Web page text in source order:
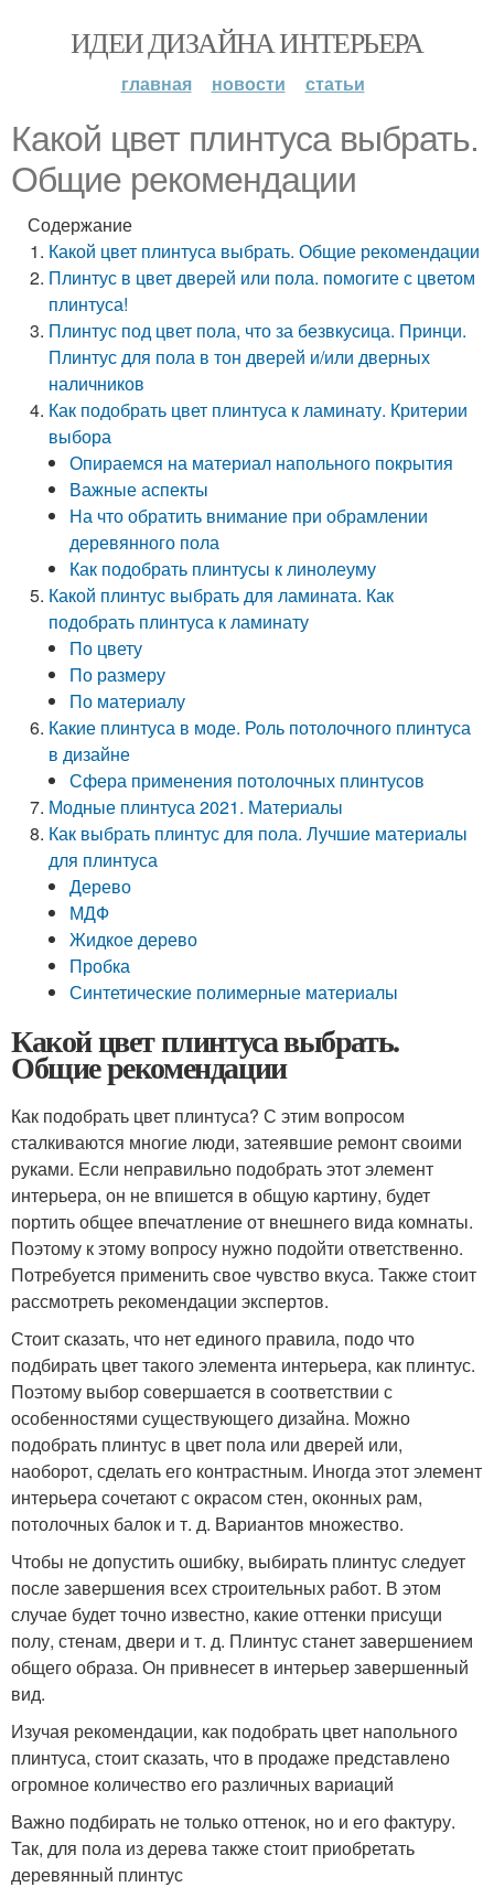
ИДЕИ ДИЗАЙНА ИНТЕРЬЕРА
главная новости статьи
Какой цвет плинтуса выбрать.
Общие рекомендации
Содержание
Какой цвет плинтуса выбрать. Общие рекомендации
Плинтус в цвет дверей или пола. помогите с цветом
плинтуса!
Плинтус под цвет пола, что за безвкусица. Принци.
Плинтус для пола в тон дверей и/или дверных
наличников
Как подобрать цвет плинтуса к ламинату. Критерии
выбора
Опираемся на материал напольного покрытия
Важные аспекты
На что обратить внимание при обрамлении
деревянного пола
Как подобрать плинтусы к линолеуму
Какой плинтус выбрать для ламината. Как
подобрать плинтуса к ламинату
По цвету
По размеру
По материалу
Какие плинтуса в моде. Роль потолочного плинтуса
в дизайне
Сфера применения потолочных плинтусов
Модные плинтуса 2021. Материалы
Как выбрать плинтус для пола. Лучшие материалы
для плинтуса
Дерево
МДФ
Жидкое дерево
Пробка
Синтетические полимерные материалы
Какой цвет плинтуса выбрать.
Общие рекомендации
Как подобрать цвет плинтуса? С этим вопросом
сталкиваются многие люди, затеявшие ремонт своими
руками. Если неправильно подобрать этот элемент
интерьера, он не впишется в общую картину, будет
портить общее впечатление от внешнего вида комнаты.
Поэтому к этому вопросу нужно подойти ответственно.
Потребуется применить свое чувство вкуса. Также стоит
рассмотреть рекомендации экспертов.
Стоит сказать, что нет единого правила, подо что
подбирать цвет такого элемента интерьера, как плинтус.
Поэтому выбор совершается в соответствии с
особенностями существующего дизайна. Можно
подобрать плинтус в цвет пола или дверей или,
наоборот, сделать его контрастным. Иногда этот элемент
интерьера сочетают с окрасом стен, оконных рам,
потолочных балок и т. д. Вариантов множество.
Чтобы не допустить ошибку, выбирать плинтус следует
после завершения всех строительных работ. В этом
случае будет точно известно, какие оттенки присущи
полу, стенам, двери и т. д. Плинтус станет завершением
общего образа. Он привнесет в интерьер завершенный
вид.
Изучая рекомендации, как подобрать цвет напольного
плинтуса, стоит сказать, что в продаже представлено
огромное количество его различных вариаций
Важно подбирать не только оттенок, но и его фактуру.
Так, для пола из дерева также стоит приобретать
деревянный плинтус